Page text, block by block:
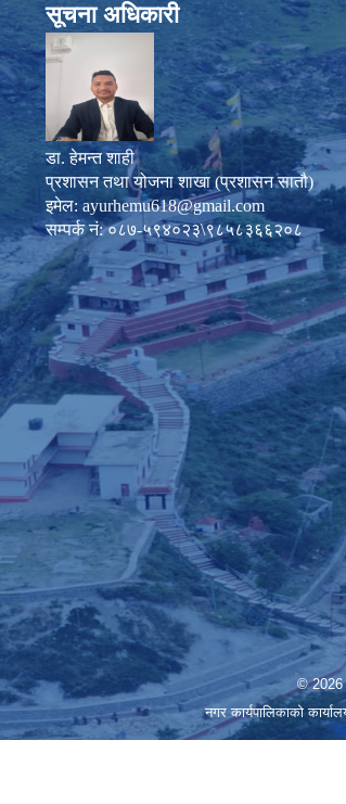
सूचना अधिकारी
डा. हेमन्त शाही
प्रशासन तथा योजना शाखा (प्रशासन सातौ)
इमेल: ayurhemu618@gmail.com
सम्पर्क नं: ०८७-५९४०२३\९८५८३६६२०८
© 2026
नगर कार्यपालिकाको